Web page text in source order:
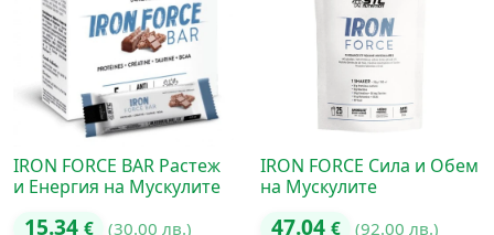
IRON FORCE BAR Растеж
и Енергия на Мускулите
15.34 € (30.00 лв.)
IRON FORCE Сила и Обем
на Мускулите
47.04 € (92.00 лв.)